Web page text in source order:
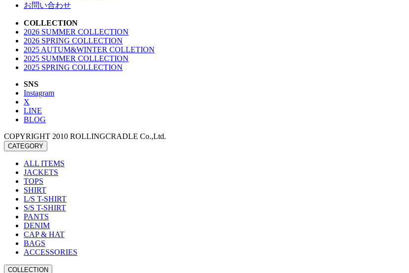
お問い合わせ
COLLECTION
2026 SUMMER COLLECTION
2026 SPRING COLLECTION
2025 AUTUM&WINTER COLLETION
2025 SUMMER COLLECTION
2025 SPRING COLLECTION
SNS
Instagram
X
LINE
BLOG
COPYRIGHT 2010 ROLLINGCRADLE Co.,Ltd.
CATEGORY
ALL ITEMS
JACKETS
TOPS
SHIRT
L/S T-SHIRT
S/S T-SHIRT
PANTS
DENIM
CAP & HAT
BAGS
ACCESSORIES
COLLECTION